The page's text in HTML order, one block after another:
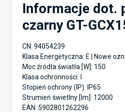
Informacje dot.
czarny GT-
CN: 94054239
Klasa Energetyczna: E | Nowe
Moc źródła światła [W]: 150
Klasa ochronności: I
Stopień ochrony (IP): IP65
Strumień świetlny [lm]: 12000
EAN: 5902801262296